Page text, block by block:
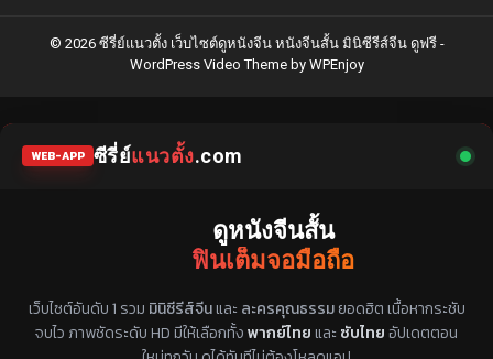
© 2026 ซีรี่ย์แนวตั้ง เว็บไซต์ดูหนังจีน หนังจีนสั้น มินิซีรีส์จีน ดูฟรี -
WordPress Video Themeby WPEnjoy
WEB-APP ซีรี่ย์แนวตั้ง.com
ดูหนังจีนสั้น
ฟินเต็มจอมือถือ
เว็บไซต์อันดับ 1 รวม มินิซีรีส์จีนและ ละครคุณธรรมยอดฮิต เนื้อหากระชับ
จบไว ภาพชัดระดับ HD มีให้เลือกทั้งพากย์ไทยและ ซับไทยอัปเดตตอน